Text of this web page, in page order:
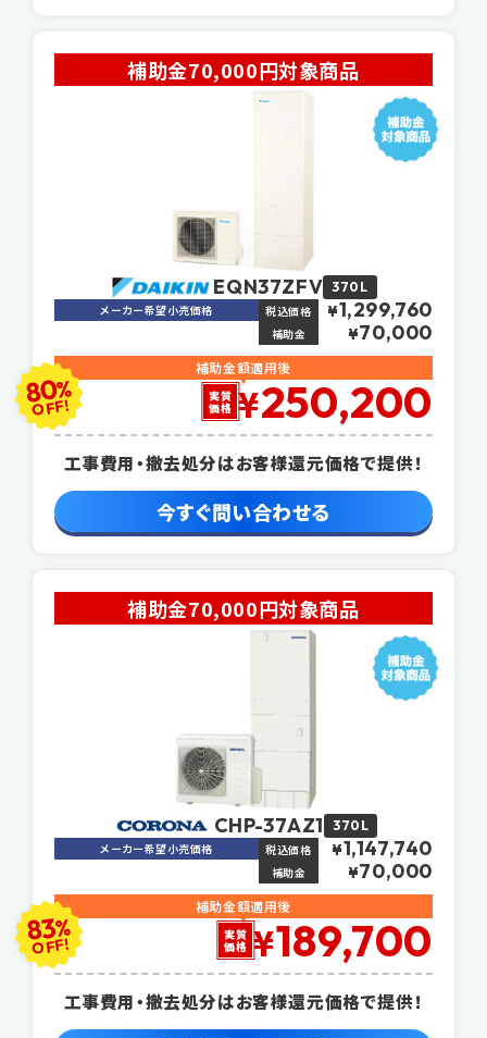
補助金70,000円対象商品
EQN37ZFV 370L
80%
OFF!
メーカー希望小売価格 税込価格 ¥1,299,760
補助金 ¥70,000
補助金額適用後
実質
価格 ¥250,200
工事費用・撤去処分はお客様還元価格で提供！
今すぐ問い合わせる
補助金70,000円対象商品
CHP-37AZ1 370L
83%
OFF!
メーカー希望小売価格 税込価格 ¥1,147,740
補助金 ¥70,000
補助金額適用後
実質
価格 ¥189,700
工事費用・撤去処分はお客様還元価格で提供！